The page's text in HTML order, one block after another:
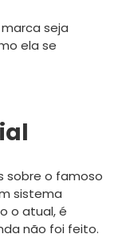
seja
ela se
sobre o famoso
sistema
o atual, é
não foi feito.